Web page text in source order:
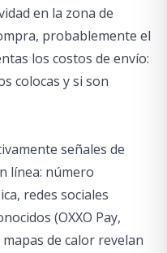
en la zona de
probablemente el
los costos de envío:
colocas y si son
señales de
línea: número
redes sociales
(OXXO Pay,
de calor revelan